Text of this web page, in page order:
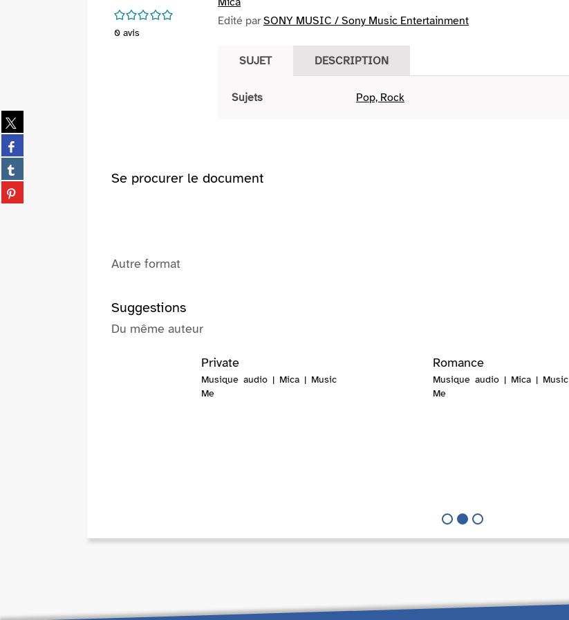
Partager
sur
twitter
(Nouvelle
fenêtre)
Partager
sur
facebook
(Nouvelle
fenêtre)
Partager
sur
tumblr
Partager
sur
/5
0 avis
Edité parSONY MUSIC / Sony Music Entertainment
SUJET DESCRIPTION
Sujets Pop, Rock
Se procurer le document
Autre format
Suggestions
Du même auteur
Romance
Musique audio | Mica | Music
Me
Private
Musique audio | Mica | Music
Me